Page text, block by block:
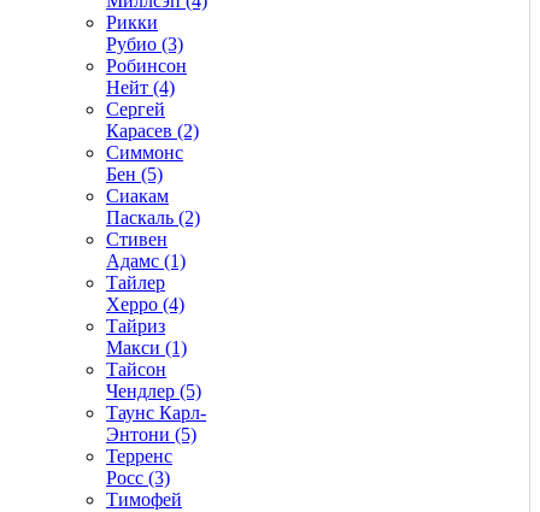
Рикки
Рубио (3)
Робинсон
Нейт (4)
Сергей
Карасев (2)
Симмонс
Бен (5)
Сиакам
Паскаль (2)
Стивен
Адамс (1)
Тайлер
Херро (4)
Тайриз
Макси (1)
Тайсон
Чендлер (5)
Таунс Карл-
Энтони (5)
Терренс
Росс (3)
Тимофей